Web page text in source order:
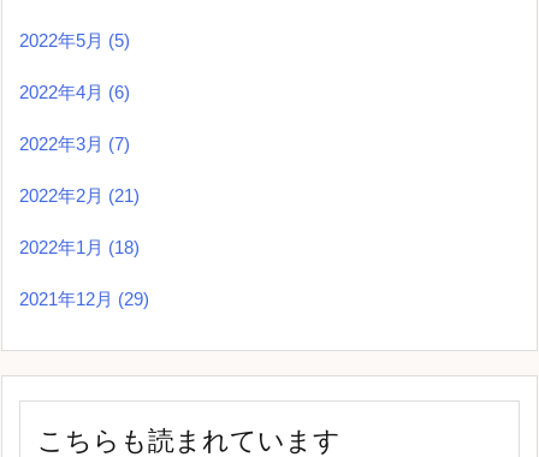
2022年5月 (5)
2022年4月 (6)
2022年3月 (7)
2022年2月 (21)
2022年1月 (18)
2021年12月 (29)
こちらも読まれています